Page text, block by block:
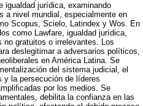
igualdad jurídica, examinando
a nivel mundial, especialmente en
Scopus, Scielo, Latindex y Wos. En
como Lawfare, igualdad jurídica,
gratuitos o irrelevantes. Los
deslegitimar a adversarios políticos,
en América Latina. Se
del sistema judicial, el
y la persecución de líderes
por los medios. Se
debilita la confianza en las